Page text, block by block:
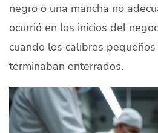
negro o una mancha no
ocurrió en los inicios del
cuando los calibres
terminaban enterrados.